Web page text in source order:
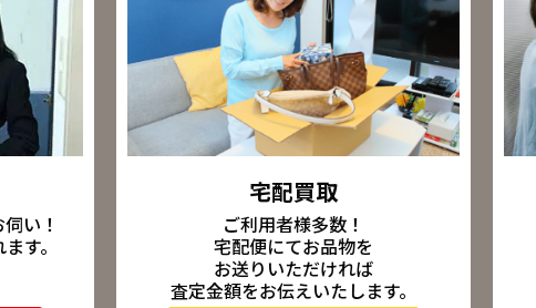
い！
す。
宅配買取
ご利用者様多数！
宅配便にてお品物を
お送りいただければ
査定金額をお伝えいたします。